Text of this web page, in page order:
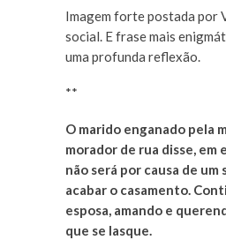
Imagem forte postada por
social. E frase mais
uma profunda reflexão.
**
O marido enganado pela
morador de rua disse, em
não será por causa de um
acabar o casamento.
esposa, amando e
que se lasque.